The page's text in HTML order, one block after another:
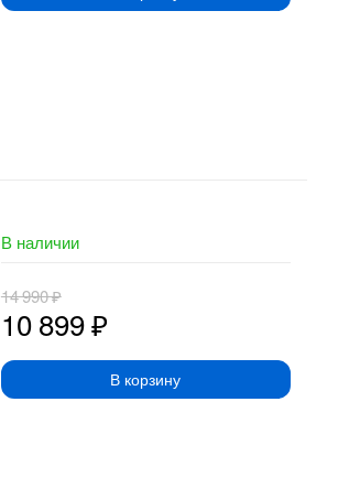
В наличии
10 899₽
14 990₽
В корзину